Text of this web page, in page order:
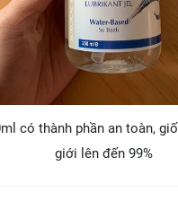
có thành phần an toàn,
giới lên đến 99%